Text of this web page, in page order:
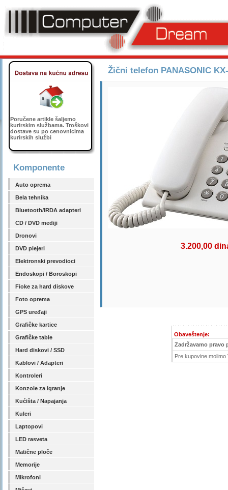
Poručene artikle šaljemo
kurirskim službama. Troškovi
dostave su po cenovnicima
kurirskih službi
Komponente
Auto oprema
Bela tehnika
Bluetooth/IRDA adapteri
CD / DVD mediji
Dronovi
DVD plejeri
Elektronski prevodioci
Endoskopi / Boroskopi
Fioke za hard diskove
Foto oprema
GPS uređaji
Grafičke kartice
Grafičke table
Hard diskovi / SSD
Kablovi / Adapteri
Kontroleri
Konzole za igranje
Kućišta / Napajanja
Kuleri
Laptopovi
LED rasveta
Matične ploče
Memorije
Mikrofoni
Žični telefon PANASONIC
3.200,00
Obaveštenje:
Zadržavamo pravo
Pre kupovine